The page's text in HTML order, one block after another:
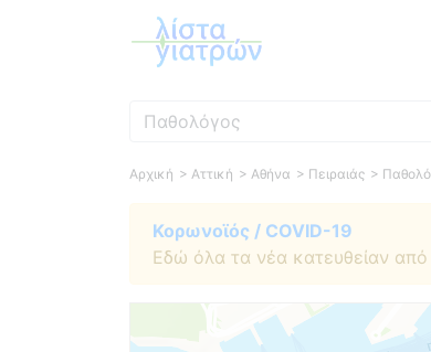
Ειδικότητα
Αρχική > Αττική > Αθήνα > Πειραιάς >
Κορωνοϊός / COVID-19
Εδώ όλα τα νέα κατευθείαν